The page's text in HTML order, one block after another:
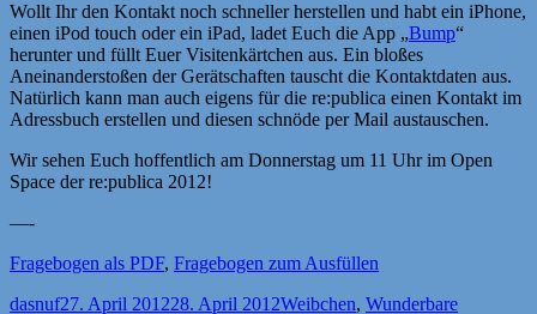
Wollt Ihr den Kontakt noch schneller herstellen und habt ein iPhone,
einen iPod touch oder ein iPad, ladet Euch die App „Bump“
herunter und füllt Euer Visitenkärtchen aus. Ein bloßes
Aneinanderstoßen der Gerätschaften tauscht die Kontaktdaten aus.
Natürlich kann man auch eigens für die re:publica einen Kontakt im
Adressbuch erstellen und diesen schnöde per Mail austauschen.
Wir sehen Euch hoffentlich am Donnerstag um 11 Uhr im Open
Space der re:publica 2012!
—-
Fragebogen als PDF, Fragebogen zum Ausfüllen
Autor
dasnufVeröffentlicht
27. April 201228. April 2012Kategorien
Weibchen, Wunderbare